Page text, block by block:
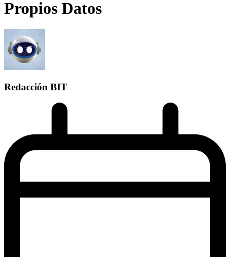
Propios Datos
Redacción BIT